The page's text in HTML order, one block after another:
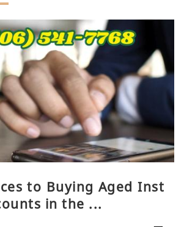
to Buying Aged Inst
in the ...